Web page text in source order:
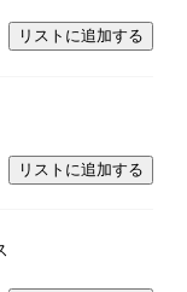
リストに追加する
リストに追加する